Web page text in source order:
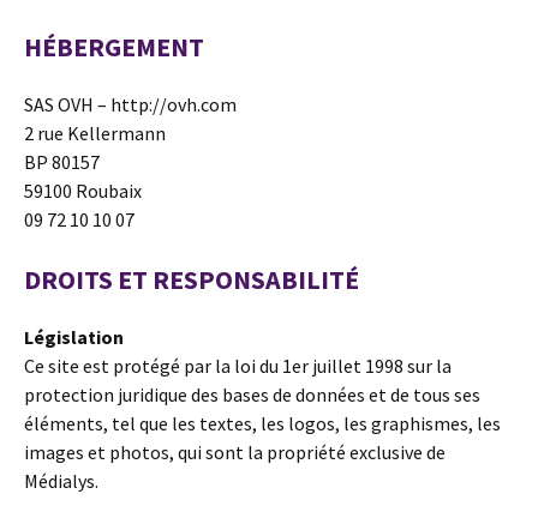
HÉBERGEMENT
SAS OVH – http://ovh.com
2 rue Kellermann
BP 80157
59100 Roubaix
09 72 10 10 07
DROITS ET RESPONSABILITÉ
Législation
Ce site est protégé par la loi du 1er juillet 1998 sur la
protection juridique des bases de données et de tous ses
éléments, tel que les textes, les logos, les graphismes, les
images et photos, qui sont la propriété exclusive de
Médialys.